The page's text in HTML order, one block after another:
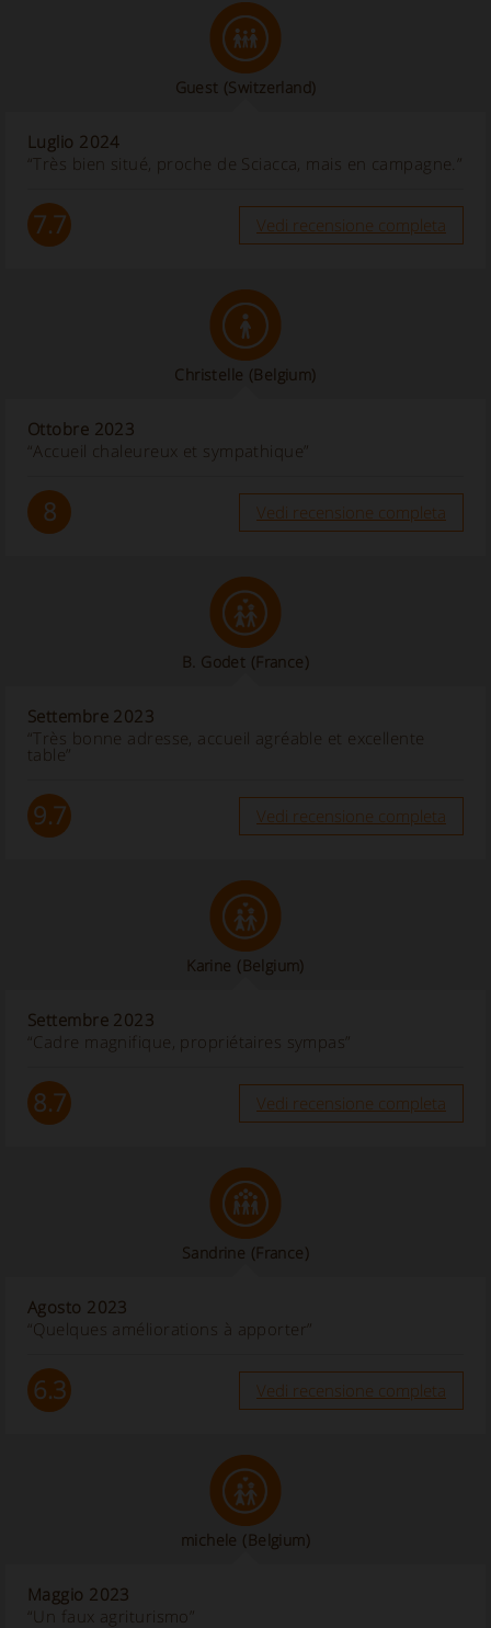
Guest (Switzerland)
Luglio 2024
“Très bien situé, proche de Sciacca, mais en campagne.”
7.7 Vedi recensione completa
Christelle (Belgium)
Ottobre 2023
“Accueil chaleureux et sympathique”
8 Vedi recensione completa
B. Godet (France)
Settembre 2023
“Très bonne adresse, accueil agréable et excellente
table”
9.7 Vedi recensione completa
Karine (Belgium)
Settembre 2023
“Cadre magnifique, propriétaires sympas”
8.7 Vedi recensione completa
Sandrine (France)
Agosto 2023
“Quelques améliorations à apporter”
6.3 Vedi recensione completa
michele (Belgium)
Maggio 2023
“Un faux agriturismo”